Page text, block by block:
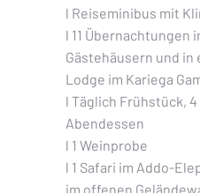
l Reiseminibus mit
l 11 Übernachtungen
Gästehäusern und
Lodge im Kariega
l Täglich Frühstück,
Abendessen
l 1 Weinprobe
l 1 Safari im Addo-
im offenen